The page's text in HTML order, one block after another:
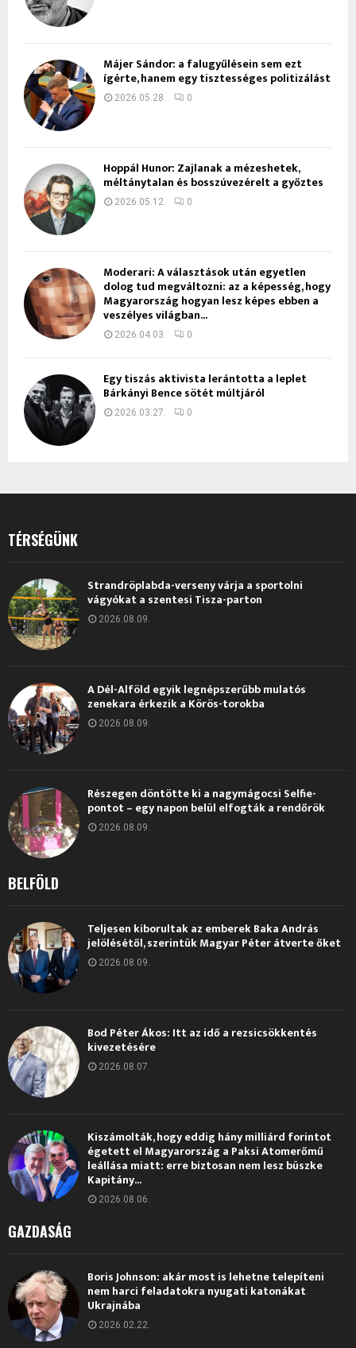
Májer Sándor: a falugyűlésein sem ezt
ígérte, hanem egy tisztességes politizálást
2026.05.28. 0
Hoppál Hunor: Zajlanak a mézeshetek,
méltánytalan és bosszúvezérelt a győztes
2026.05.12. 0
Moderari: A választások után egyetlen
dolog tud megváltozni: az a képesség, hogy
Magyarország hogyan lesz képes ebben a
veszélyes világban...
2026.04.03. 0
Egy tiszás aktivista lerántotta a leplet
Bárkányi Bence sötét múltjáról
2026.03.27. 0
TÉRSÉGÜNK
Strandröplabda-verseny várja a sportolni
vágyókat a szentesi Tisza-parton
2026.08.09.
A Dél-Alföld egyik legnépszerűbb mulatós
zenekara érkezik a Körös-torokba
2026.08.09.
Részegen döntötte ki a nagymágocsi Selfie-
pontot – egy napon belül elfogták a rendőrök
2026.08.09.
BELFÖLD
Teljesen kiborultak az emberek Baka András
jelölésétől, szerintük Magyar Péter átverte őket
2026.08.09.
Bod Péter Ákos: Itt az idő a rezsicsökkentés
kivezetésére
2026.08.07.
Kiszámolták, hogy eddig hány milliárd forintot
égetett el Magyarország a Paksi Atomerőmű
leállása miatt: erre biztosan nem lesz büszke
Kapitány...
2026.08.06.
GAZDASÁG
Boris Johnson: akár most is lehetne telepíteni
nem harci feladatokra nyugati katonákat
Ukrajnába
2026.02.22.